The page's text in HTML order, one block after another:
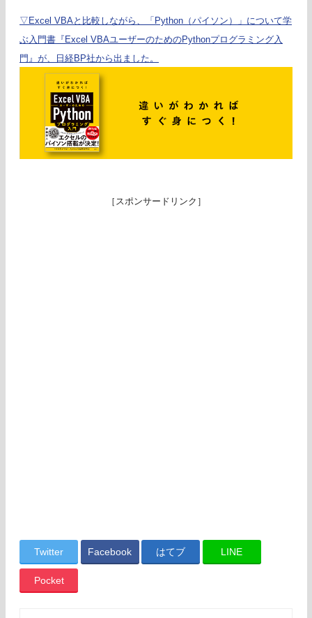
▽Excel VBAと比較しながら、「Python（パイソン）」について学
ぶ入門書『Excel VBAユーザーのためのPythonプログラミング入
門』が、日経BP社から出ました。
［スポンサードリンク］
Twitter Facebook はてブ LINE
Pocket